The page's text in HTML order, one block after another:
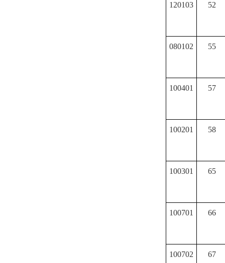
120103 52
080102 55
100401 57
100201 58
100301 65
100701 66
100702 67